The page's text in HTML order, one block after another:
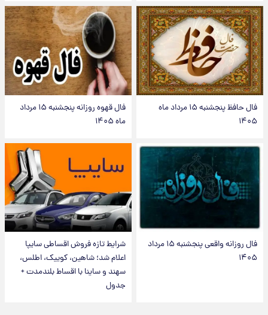
فال حافظ پنجشنبه ۱۵ مرداد ماه
۱۴۰۵
فال قهوه روزانه پنجشنبه ۱۵ مرداد
ماه ۱۴۰۵
فال روزانه واقعی پنجشنبه ۱۵ مرداد
۱۴۰۵
شرایط تازه فروش اقساطی سایپا
اعلام شد؛ شاهین، کوییک، اطلس،
سهند و ساینا با اقساط بلندمدت +
جدول